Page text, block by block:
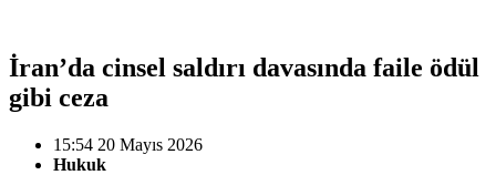
İran’da cinsel saldırı davasında faile ödül
gibi ceza
15:54 20 Mayıs 2026
Hukuk